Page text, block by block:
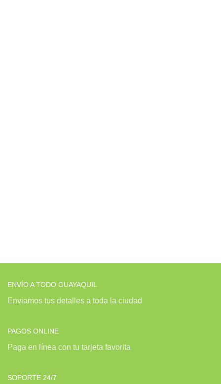
ENVÍO A TODO GUAYAQUIL
Enviamos tus detalles a toda la ciudad
PAGOS ONLINE
Paga en línea con tu tarjeta favorita
SOPORTE 24/7